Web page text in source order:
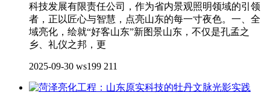
科技发展有限责任公司，作为省内景观照明领域的引领
者，正以匠心与智慧，点亮山东的每一寸夜色。一、全
域亮化，绘就“好客山东”新图景山东，不仅是孔孟之
乡、礼仪之邦，更
2025-09-30 ws199 211